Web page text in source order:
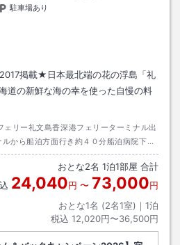
駐車場あり
掲載★日本最北端の花の浮島「礼
道の新鮮な海の幸を使った自慢の料
ェリー礼文島香深港フェリーターミナル出
から船泊方面行き約４０分船泊病院下車
おとな2名 1泊1部屋 合計
24,040円 〜 73,000円
おとな1名 (2名1室)｜ 1泊
税込 12,020円〜36,500円